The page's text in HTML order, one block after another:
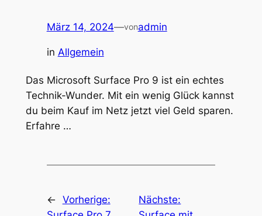
März 14, 2024—vonadmin
in Allgemein
Das Microsoft Surface Pro 9 ist ein echtes
Technik-Wunder. Mit ein wenig Glück kannst
du beim Kauf im Netz jetzt viel Geld sparen.
Erfahre …
← Vorherige:
Nächste: